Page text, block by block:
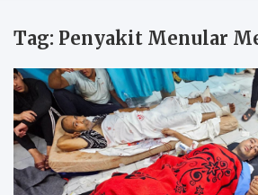
Tag: Penyakit Menular